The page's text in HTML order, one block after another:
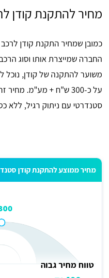
מחיר להתקנת קודן
כמובן שמחיר התקנת קודן
החברה שמייצרת אותו וסוג
משוער להתקנה של קודן, נוכל
על כ-300 ש"ח + מע"מ.
סטנדרטי עם ניתוק רגיל, ללא
מחיר ממוצע להתקנת קודן
₪
טווח מחיר גבוה